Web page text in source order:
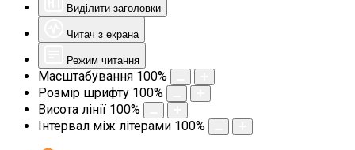
Виділити заголовки
Читач з екрана
Режим читання
Масштабування 100%
Розмір шрифту 100%
Висота лінії 100%
Інтервал між літерами 100%